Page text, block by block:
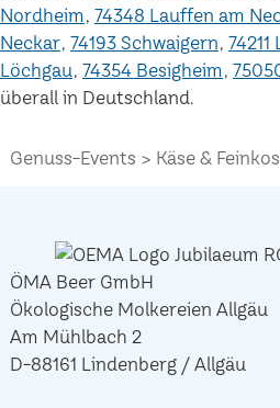
Nordheim 74348 Lauffen am
Neckar 74193 Schwaigern
Löchgau 74354 Besigheim
überall in Deutschland.
Genuss-Events Käse &
ÖMA Beer GmbH
Ökologische Molkereien Allgäu
Am Mühlbach 2
D-88161 Lindenberg / Allgäu